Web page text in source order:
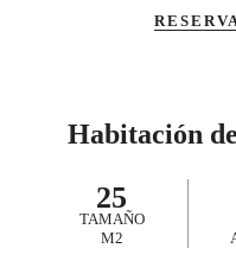
Habitación
25
TAMAÑO
M2